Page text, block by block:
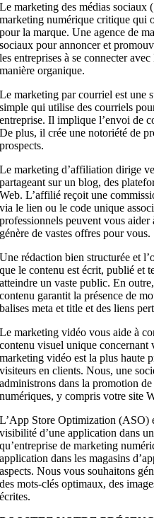
Le marketing des médias sociaux
marketing numérique critique qui
pour la marque. Une agence de
sociaux pour annoncer et
les entreprises à se connecter
manière organique.
Le marketing par courriel est une
simple qui utilise des courriels
entreprise. Il implique l’envoi de
De plus, il crée une notoriété de
prospects.
Le marketing d’affiliation dirige
partageant sur un blog, des
Web. L’affilié reçoit une
via le lien ou le code unique
professionnels peuvent vous
génère de vastes offres pour vous.
Une rédaction bien structurée et
que le contenu est écrit, publié et
atteindre un vaste public. En
contenu garantit la présence de
balises meta et title et des liens
Le marketing vidéo vous aide à
contenu visuel unique concernant
marketing vidéo est la plus haute
visiteurs en clients. Nous, une
administrons dans la promotion
numériques, y compris votre site
L’App Store Optimization (ASO)
visibilité d’une application dans
qu’entreprise de marketing
application dans les magasins
aspects. Nous vous souhaitons
des mots-clés optimaux, des
écrites.